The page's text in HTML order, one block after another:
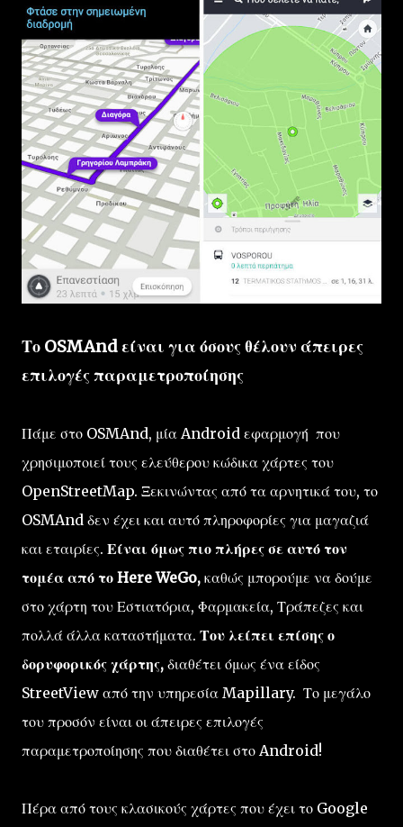
Το OSMAnd είναι για όσους θέλουν άπειρες
επιλογές παραμετροποίησης
Πάμε στο OSMAnd, μία Android εφαρμογή που
χρησιμοποιεί τους ελεύθερου κώδικα χάρτες του
OpenStreetMap. Ξεκινώντας από τα αρνητικά του, το
OSMAnd δεν έχει και αυτό πληροφορίες για μαγαζιά
και εταιρίες. Είναι όμως πιο πλήρες σε αυτό τον
τομέα από το Here WeGo, καθώς μπορούμε να δούμε
στο χάρτη του Εστιατόρια, Φαρμακεία, Τράπεζες και
πολλά άλλα καταστήματα. Του λείπει επίσης ο
δορυφορικός χάρτης, διαθέτει όμως ένα είδος
StreetView από την υπηρεσία Mapillary. Το μεγάλο
του προσόν είναι οι άπειρες επιλογές
παραμετροποίησης που διαθέτει στο Android!
Πέρα από τους κλασικούς χάρτες που έχει το Google